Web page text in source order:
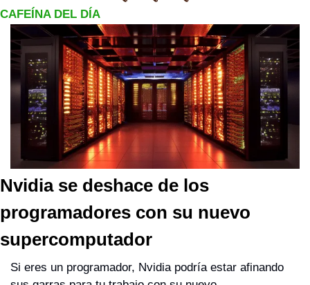
CAFEÍNA DEL DÍA
Nvidia se deshace de los
programadores con su nuevo
supercomputador
Si eres un programador, Nvidia podría estar afinando